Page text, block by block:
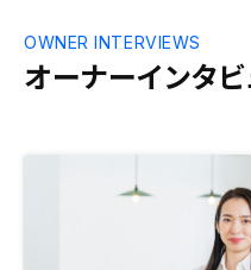
オーナーインタ
OWNER INTERVIEWS